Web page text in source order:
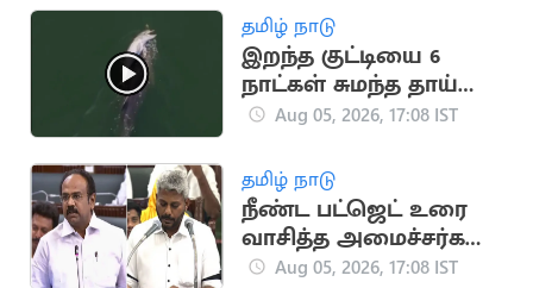
தமிழ் நாடு
இறந்த குட்டியை 6
நாட்கள் சுமந்த தாய்
டால்பின் (வைரல்
Aug 05, 2026, 17:08 IST
தமிழ் நாடு
நீண்ட பட்ஜெட் உரை
வாசித்த அமைச்சர்கள்
பட்டியலில் மரிய
Aug 05, 2026, 17:08 IST